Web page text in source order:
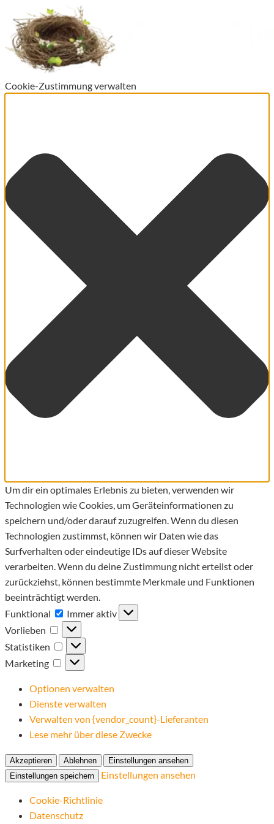
Cookie-Zustimmung verwalten
Um dir ein optimales Erlebnis zu bieten, verwenden wir
Technologien wie Cookies, um Geräteinformationen zu
speichern und/oder darauf zuzugreifen. Wenn du diesen
Technologien zustimmst, können wir Daten wie das
Surfverhalten oder eindeutige IDs auf dieser Website
verarbeiten. Wenn du deine Zustimmung nicht erteilst oder
zurückziehst, können bestimmte Merkmale und Funktionen
beeinträchtigt werden.
Funktional
Funktional
Immer aktiv
Vorlieben
Vorlieben
Statistiken
Statistiken
Marketing
Marketing
Optionen verwalten
Dienste verwalten
Verwalten von {vendor_count}-Lieferanten
Lese mehr über diese Zwecke
Akzeptieren Ablehnen
Einstellungen ansehen
Einstellungen speichern
Einstellungen ansehen
Cookie-Richtlinie
Datenschutz